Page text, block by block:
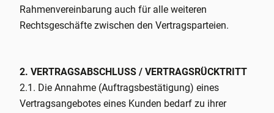
Rahmenvereinbarung auch für alle weiteren
Rechtsgeschäfte zwischen den Vertragsparteien.
2. VERTRAGSABSCHLUSS / VERTRAGSRÜCKTRITT
2.1. Die Annahme (Auftragsbestätigung) eines
Vertragsangebotes eines Kunden bedarf zu ihrer